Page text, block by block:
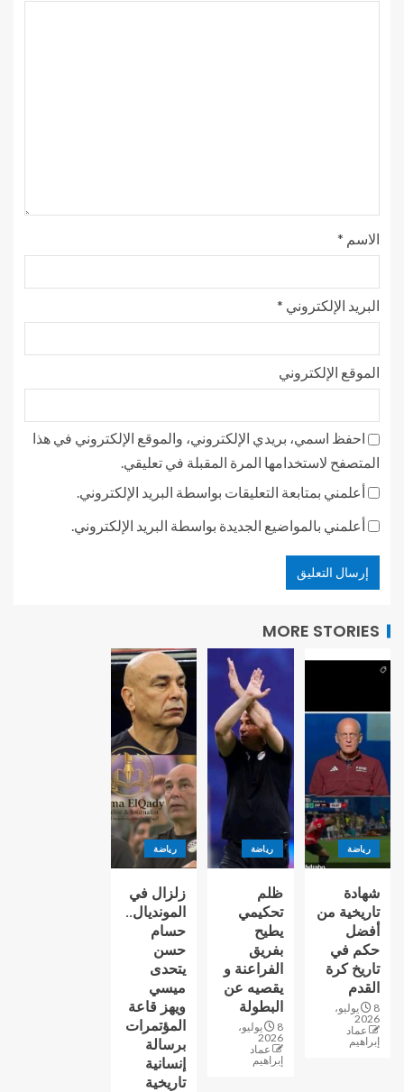
الاسم *
البريد الإلكتروني *
الموقع الإلكتروني
احفظ اسمي، بريدي الإلكتروني، والموقع الإلكتروني في هذا
المتصفح لاستخدامها المرة المقبلة في تعليقي.
أعلمني بمتابعة التعليقات بواسطة البريد الإلكتروني.
أعلمني بالمواضيع الجديدة بواسطة البريد الإلكتروني.
MORE STORIES
رياضة
شهادة
تاريخية من
أفضل
حكم في
تاريخ كرة
القدم
8 يوليو،
2026
عماد
إبراهيم
رياضة
ظلم
تحكيمي
يطيح
بفريق
الفراعنة و
يقصيه عن
البطولة
8 يوليو،
2026
عماد
إبراهيم
رياضة
زلزال في
المونديال..
حسام
حسن
يتحدى
ميسي
ويهز قاعة
المؤتمرات
برسالة
إنسانية
تاريخية